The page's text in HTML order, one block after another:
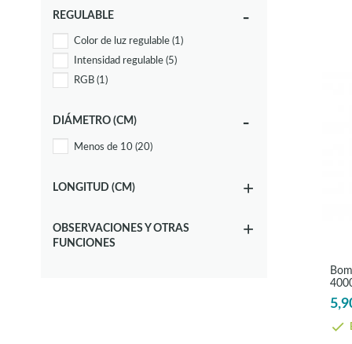
REGULABLE
Color de luz regulable (1)
Intensidad regulable (5)
RGB (1)
DIÁMETRO (CM)
Menos de 10 (20)
LONGITUD (CM)
OBSERVACIONES Y OTRAS
FUNCIONES